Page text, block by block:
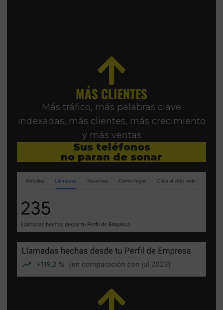
MÁS CLIENTES
Más tráfico, más palabras clave
indexadas, más clientes, más crecimiento
y más ventas
Sus teléfonos
no paran de sonar